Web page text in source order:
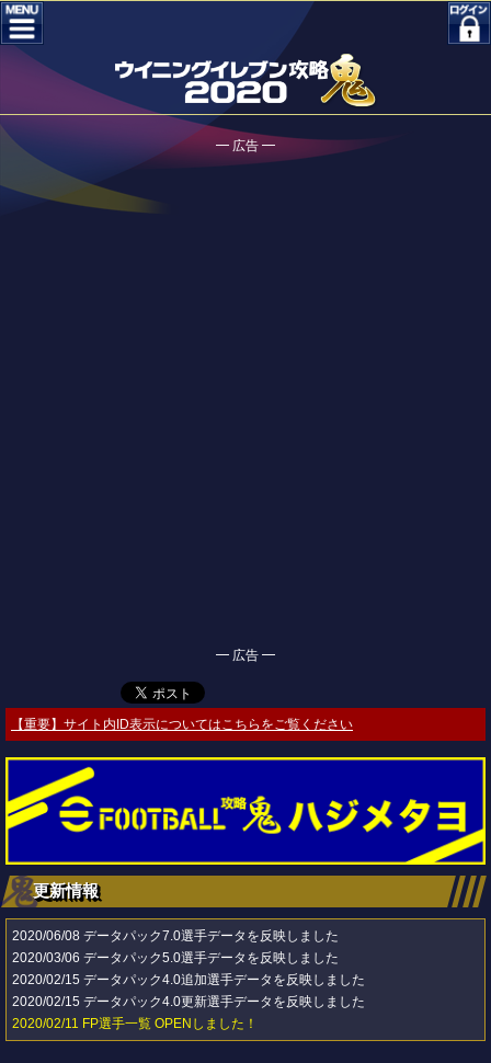
━ 広告 ━
━ 広告 ━
【重要】サイト内ID表示についてはこちらをご覧ください
更新情報
2020/06/08 データパック7.0選手データを反映しました
2020/03/06 データパック5.0選手データを反映しました
2020/02/15 データパック4.0追加選手データを反映しました
2020/02/15 データパック4.0更新選手データを反映しました
2020/02/11 FP選手一覧 OPENしました！